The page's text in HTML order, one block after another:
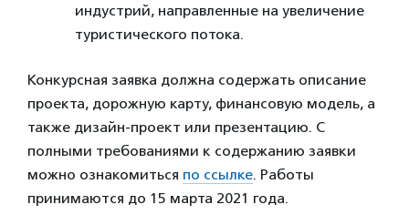
индустрий, направленные на увеличение
туристического потока.
Конкурсная заявка должна содержать описание
проекта, дорожную карту, финансовую модель, а
также дизайн-проект или презентацию. С
полными требованиями к содержанию заявки
можно ознакомиться по ссылке. Работы
принимаются до 15 марта 2021 года.